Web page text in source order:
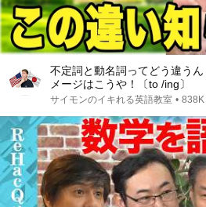
不定詞と動名詞ってどう違う
メージはこうや！〔to /ing〕
サイモンのイキれる英語教室 •